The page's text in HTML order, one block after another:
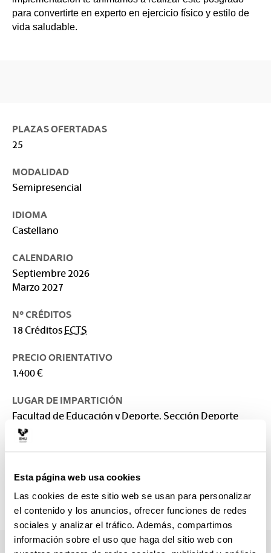
Esta página web usa cookies
Las cookies de este sitio web se usan para personalizar
el contenido y los anuncios, ofrecer funciones de redes
sociales y analizar el tráfico. Además, compartimos
información sobre el uso que haga del sitio web con
para convertirte en experto en ejercicio físico y estilo de
vida saludable.
PLAZAS OFERTADAS
25
MODALIDAD
Semipresencial
IDIOMA
Castellano
CALENDARIO
Septiembre 2026
Marzo 2027
Nº CRÉDITOS
18 Créditos ECTS
PRECIO ORIENTATIVO
1.400 €
LUGAR DE IMPARTICIÓN
Facultad de Educación y Deporte. Sección Deporte
RESPONSABLE
CONTACTO
sara.maldonado@ehu.eus
945013534